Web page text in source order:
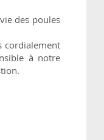
des poules
cordialement
à notre